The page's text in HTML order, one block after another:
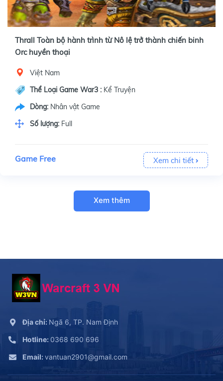
Thrall Toàn bộ hành trình từ Nô lệ trở thành chiến binh
Orc huyền thoại
Việt Nam
Thể Loại Game War3 : Kể Truyện
Dòng: Nhân vật Game
Số lượng: Full
Game Free Xem chi tiết
Xem thêm
Địa chỉ: Ngã 6, TP. Nam Định
Hotline: 0368 690 696
Email:vantuan2901@gmail.com